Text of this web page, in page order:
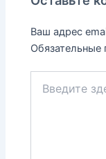
Ваш адрес
Обязательные
здесь...